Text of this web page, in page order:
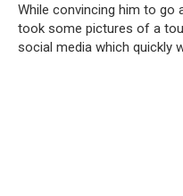
While convincing him to go
took some pictures of a
social media which quickly